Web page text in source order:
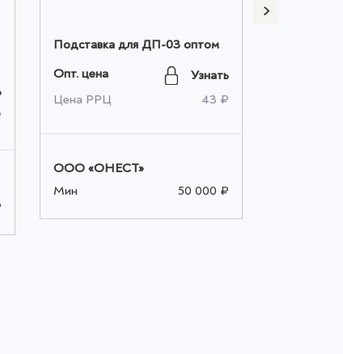
Подставка для ДП-03 оптом
Опт. цена
Узнать
Цена РРЦ
43 ₽
ООО «ОНЕСТ»
Мин
50 000 ₽